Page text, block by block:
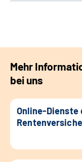
Mehr
bei uns
Online-Dienste